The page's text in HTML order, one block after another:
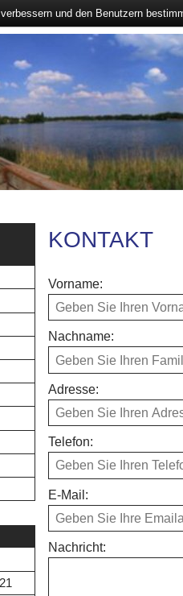
KONTAKT
Vorname:
Nachname:
Adresse:
Telefon:
E-Mail:
Nachricht:
und den Benutzern